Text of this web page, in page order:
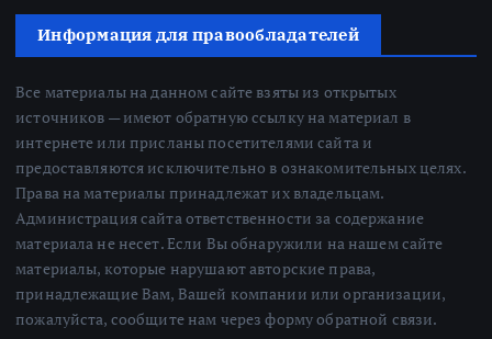
Информация для правообладателей
Все материалы на данном сайте взяты из открытых
источников — имеют обратную ссылку на материал в
интернете или присланы посетителями сайта и
предоставляются исключительно в ознакомительных целях.
Права на материалы принадлежат их владельцам.
Администрация сайта ответственности за содержание
материала не несет. Если Вы обнаружили на нашем сайте
материалы, которые нарушают авторские права,
принадлежащие Вам, Вашей компании или организации,
пожалуйста, сообщите нам через форму обратной связи.